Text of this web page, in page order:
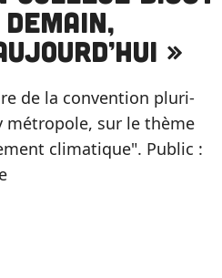
»
de la convention pluri-
métropole, sur le thème
climatique". Public :